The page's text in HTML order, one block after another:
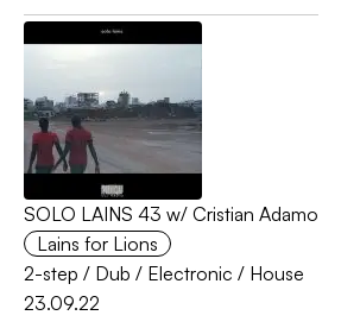
SOLO LAINS 43 w/ Cristian Adamo
Lains for Lions
2-step / Dub / Electronic / House
23.09.22